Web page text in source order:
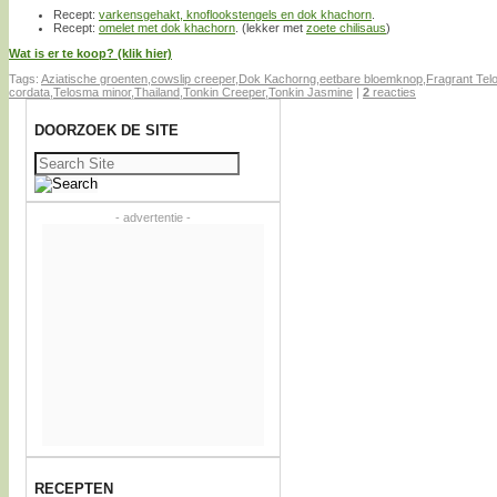
Recept: varkensgehakt, knoflookstengels en dok khachorn
Recept: omelet met dok khachorn . (lekker met zoete chilisaus)
Wat is er te koop? (klik hier)
Tags: Aziatische groenten cowslip creeper, Dok Kachorng eetbare bloemknop Fragrant
cordata Telosma minor,Thailand Tonkin Creeper,Tonkin Jasmine | 2 reacties
DOORZOEK DE SITE
Zoeken
naar:
- advertentie -
RECEPTEN